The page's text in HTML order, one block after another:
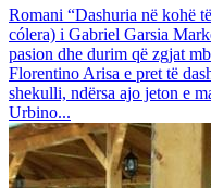
Romani “Dashuria në kohë
cólera) i Gabriel Garsia
pasion dhe durim që zgjat
Florentino Arisa e pret të
shekulli, ndërsa ajo jeton e
Urbino...